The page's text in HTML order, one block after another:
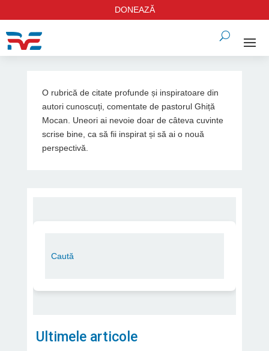
DONEAZĂ
O rubrică de citate profunde și inspiratoare din
autori cunoscuți, comentate de pastorul Ghiță
Mocan. Uneori ai nevoie doar de câteva cuvinte
scrise bine, ca să fii inspirat și să ai o nouă
perspectivă.
Ultimele articole